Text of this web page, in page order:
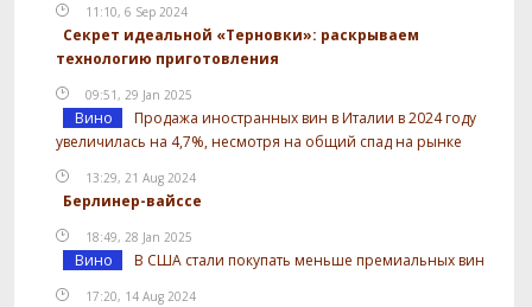
11:10, 6 Sep 2024
Секрет идеальной «Терновки»: раскрываем
технологию приготовления
09:51, 29 Jan 2025
Вино
Продажа иностранных вин в Италии в 2024 году
увеличилась на 4,7%, несмотря на общий спад на рынке
13:29, 21 Aug 2024
Берлинер-вайссе
18:49, 28 Jan 2025
Вино В США стали покупать меньше премиальных вин
17:20, 14 Aug 2024